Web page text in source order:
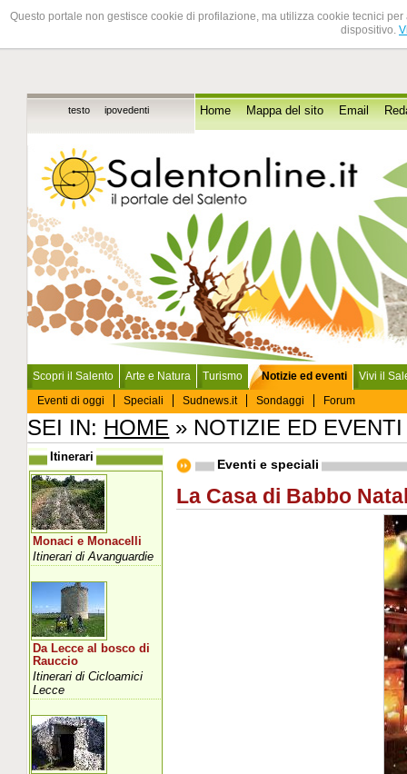
Questo portale non gestisce cookie di profilazione, ma utilizza cookie tecnici
dispositivo.
testo ipovedenti Home Mappa del sito Email
Scopri il Salento Arte e Natura Turismo
Notizie ed eventi
Eventi di oggi
Speciali Sudnews.it Sondaggi Forum
Vivi il
SEI IN: HOME » NOTIZIE ED
Eventi e speciali
La Casa di Babbo
Itinerari
Monaci e Monacelli
Itinerari di Avanguardie
Da Lecce al bosco di
Rauccio
Itinerari di Cicloamici
Lecce